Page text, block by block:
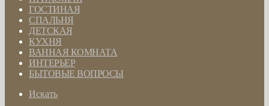
ГОСТИНАЯ
СПАЛЬНЯ
ДЕТСКАЯ
КУХНЯ
ВАННАЯ КОМНАТА
ИНТЕРЬЕР
БЫТОВЫЕ ВОПРОСЫ
Искать